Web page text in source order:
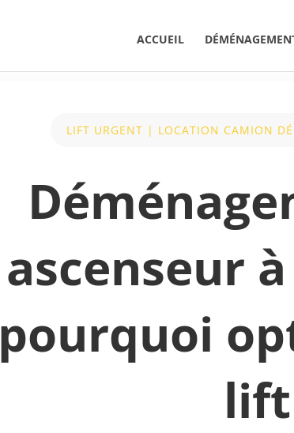
ACCUEIL
LIFT URGENT | LOCATION CAMION
ascenseur
pourquoi
lift